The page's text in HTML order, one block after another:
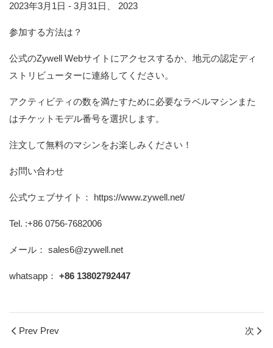
2023年3月1日 - 3月31日、 2023
参加する方法は？
公式のZywell Webサイトにアクセスするか、地元の認定ディ
ストリビューターに連絡してください。
アクティビティの数を満たすために必要なラベルマシンまた
はチケットモデル番号を選択します。
注文して無料のマシンをお楽しみください！
お問い合わせ
公式ウェブサイト： https://www.zywell.net/
Tel. :+86 0756-7682006
メール： sales6@zywell.net
whatsapp： +86 13802792447
Prev Prev 次